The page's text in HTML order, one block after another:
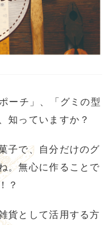
ーチ」、「グミの型
知っていますか？
子で、自分だけのグ
。無心に作ることで
？
貨として活用する方